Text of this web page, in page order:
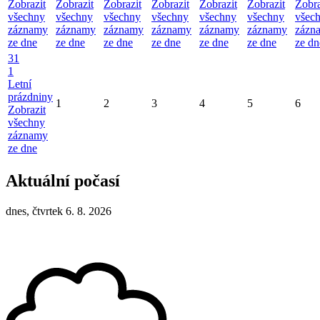
Zobrazit
všechny
záznamy
ze dne
Zobrazit
všechny
záznamy
ze dne
Zobrazit
všechny
záznamy
ze dne
Zobrazit
všechny
záznamy
ze dne
Zobrazit
všechny
záznamy
ze dne
Zobrazit
všechny
záznamy
ze dne
ze
31
1
Letní
prázdniny
Zobrazit
všechny
záznamy
ze dne
1 2 3 4 5 6
Aktuální počasí
dnes, čtvrtek 6. 8. 2026